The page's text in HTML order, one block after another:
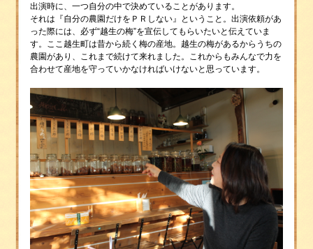
出演時に、一つ自分の中で決めていることがあります。
それは『自分の農園だけをＰＲしない』ということ。出演依頼があ
った際には、必ず“越生の梅”を宣伝してもらいたいと伝えていま
す。ここ越生町は昔から続く梅の産地。越生の梅があるからうちの
農園があり、これまで続けて来れました。これからもみんなで力を
合わせて産地を守っていかなければいけないと思っています。